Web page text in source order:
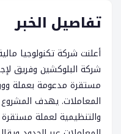
تفاصيل الخبر
أعلنت شركة تكنولوجيا
شركة البلوكشين وفريق
مستقرة مدعومة بعملة
المعاملات. يهدف
والتنظيمية لعملة